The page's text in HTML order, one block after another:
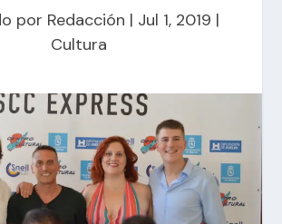
por Redacción | Jul 1, 2019 |
Cultura